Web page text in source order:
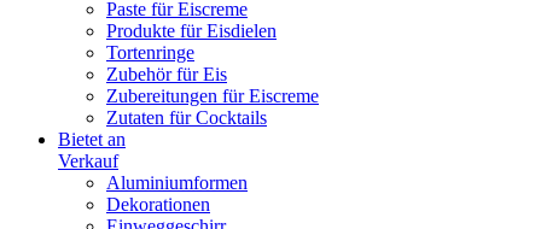
Paste für Eiscreme
Produkte für Eisdielen
Tortenringe
Zubehör für Eis
Zubereitungen für Eiscreme
Zutaten für Cocktails
Bietet an
Verkauf
Aluminiumformen
Dekorationen